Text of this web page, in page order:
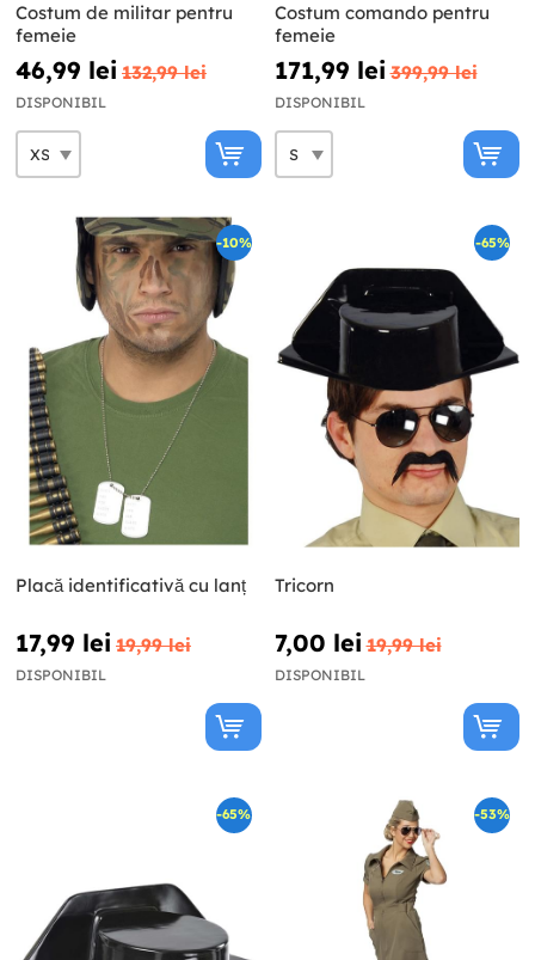
Costum de militar pentru
femeie
46,99 lei 132,99 lei
DISPONIBIL
Costum comando pentru
femeie
171,99 lei 399,99 lei
DISPONIBIL
-10%
Placă identificativă cu lanț
17,99 lei 19,99 lei
DISPONIBIL
-65%
Tricorn
7,00 lei 19,99 lei
DISPONIBIL
-65% -53%